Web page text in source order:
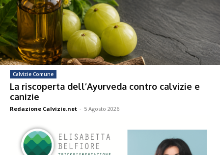
Calvizie Comune
La riscoperta dell’Ayurveda contro calvizie e
canizie
Redazione Calvizie.net - 5 Agosto 2026